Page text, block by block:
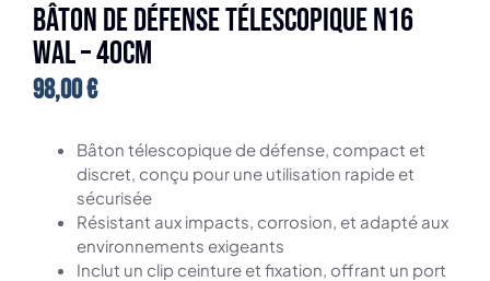
Bâton de défense télescopique N16
Wal – 40cm
98,00€
Bâton télescopique de défense, compact et
discret, conçu pour une utilisation rapide et
sécurisée
Résistant aux impacts, corrosion, et adapté aux
environnements exigeants
Inclut un clip ceinture et fixation, offrant un port